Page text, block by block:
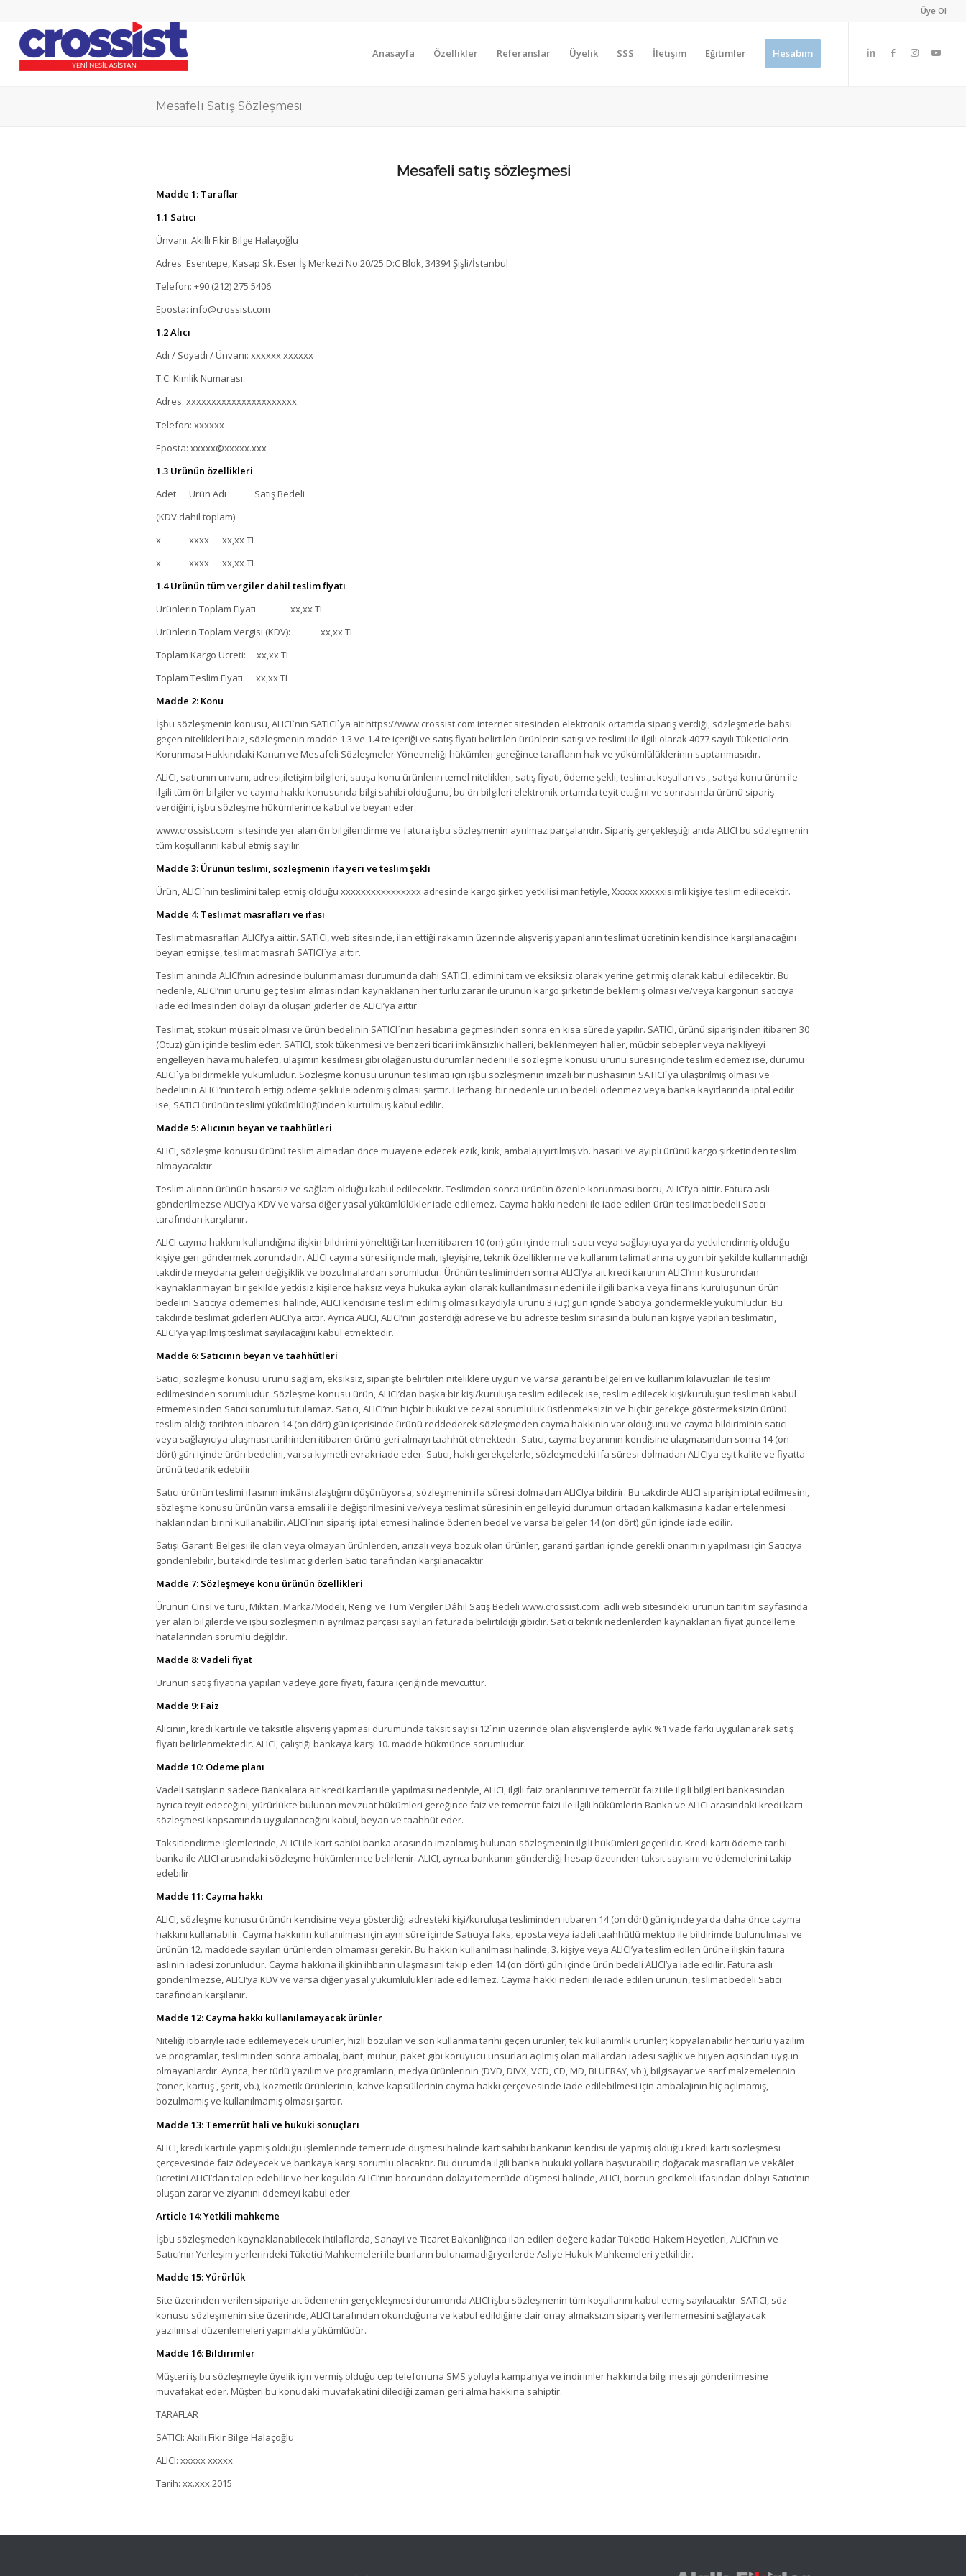
Üye Ol
Anasayfa Özellikler Referanslar Üyelik SSS İletişim Eğitimler Hesabım
Mesafeli Satış Sözleşmesi
Mesafeli satış sözleşmesi
Madde 1: Taraflar
1.1 Satıcı
Ünvanı: Akıllı Fikir Bilge Halaçoğlu
Adres: Esentepe, Kasap Sk. Eser İş Merkezi No:20/25 D:C Blok, 34394 Şişli/İstanbul
Telefon: +90 (212) 275 5406
Eposta: info@crossist.com
1.2 Alıcı
Adı / Soyadı / Ünvanı: xxxxxx xxxxxx
T.C. Kimlik Numarası:
Adres: xxxxxxxxxxxxxxxxxxxxxx
Telefon: xxxxxx
Eposta: xxxxx@xxxxx.xxx
1.3 Ürünün özellikleri
Adet Ürün Adı Satış Bedeli
(KDV dahil toplam)
x xxxx xx,xx TL
x xxxx xx,xx TL
1.4 Ürünün tüm vergiler dahil teslim fiyatı
Ürünlerin Toplam Fiyatı xx,xx TL
Ürünlerin Toplam Vergisi (KDV): xx,xx TL
Toplam Kargo Ücreti: xx,xx TL
Toplam Teslim Fiyatı: xx,xx TL
Madde 2: Konu
İşbu sözleşmenin konusu, ALICI`nın SATICI`ya ait https://www.crossist.com internet sitesinden elektronik ortamda sipariş verdiği, sözleşmede bahsi
geçen nitelikleri haiz, sözleşmenin madde 1.3 ve 1.4 te içeriği ve satış fiyatı belirtilen ürünlerin satışı ve teslimi ile ilgili olarak 4077 sayılı Tüketicilerin
Korunması Hakkındaki Kanun ve Mesafeli Sözleşmeler Yönetmeliği hükümleri gereğince tarafların hak ve yükümlülüklerinin saptanmasıdır.
ALICI, satıcının unvanı, adresi,iletişim bilgileri, satışa konu ürünlerin temel nitelikleri, satış fiyatı, ödeme şekli, teslimat koşulları vs., satışa konu ürün ile
ilgili tüm ön bilgiler ve cayma hakkı konusunda bilgi sahibi olduğunu, bu ön bilgileri elektronik ortamda teyit ettiğini ve sonrasında ürünü sipariş
verdiğini, işbu sözleşme hükümlerince kabul ve beyan eder.
www.crossist.com sitesinde yer alan ön bilgilendirme ve fatura işbu sözleşmenin ayrılmaz parçalarıdır. Sipariş gerçekleştiği anda ALICI bu sözleşmenin
tüm koşullarını kabul etmiş sayılır.
Madde 3: Ürünün teslimi, sözleşmenin ifa yeri ve teslim şekli
Ürün, ALICI`nın teslimini talep etmiş olduğu xxxxxxxxxxxxxxxx adresinde kargo şirketi yetkilisi marifetiyle, Xxxxx xxxxxisimli kişiye teslim edilecektir.
Madde 4: Teslimat masrafları ve ifası
Teslimat masrafları ALICI’ya aittir. SATICI, web sitesinde, ilan ettiği rakamın üzerinde alışveriş yapanların teslimat ücretinin kendisince karşılanacağını
beyan etmişse, teslimat masrafı SATICI`ya aittir.
Teslim anında ALICI’nın adresinde bulunmaması durumunda dahi SATICI, edimini tam ve eksiksiz olarak yerine getirmiş olarak kabul edilecektir. Bu
nedenle, ALICI’nın ürünü geç teslim almasından kaynaklanan her türlü zarar ile ürünün kargo şirketinde beklemiş olması ve/veya kargonun satıcıya
iade edilmesinden dolayı da oluşan giderler de ALICI’ya aittir.
Teslimat, stokun müsait olması ve ürün bedelinin SATICI`nın hesabına geçmesinden sonra en kısa sürede yapılır. SATICI, ürünü siparişinden itibaren 30
(Otuz) gün içinde teslim eder. SATICI, stok tükenmesi ve benzeri ticari imkânsızlık halleri, beklenmeyen haller, mücbir sebepler veya nakliyeyi
engelleyen hava muhalefeti, ulaşımın kesilmesi gibi olağanüstü durumlar nedeni ile sözleşme konusu ürünü süresi içinde teslim edemez ise, durumu
ALICI`ya bildirmekle yükümlüdür. Sözleşme konusu ürünün teslimatı için işbu sözleşmenin imzalı bir nüshasının SATICI`ya ulaştırılmış olması ve
bedelinin ALICI’nın tercih ettiği ödeme şekli ile ödenmiş olması şarttır. Herhangi bir nedenle ürün bedeli ödenmez veya banka kayıtlarında iptal edilir
ise, SATICI ürünün teslimi yükümlülüğünden kurtulmuş kabul edilir.
Madde 5: Alıcının beyan ve taahhütleri
ALICI, sözleşme konusu ürünü teslim almadan önce muayene edecek ezik, kırık, ambalajı yırtılmış vb. hasarlı ve ayıplı ürünü kargo şirketinden teslim
almayacaktır.
Teslim alınan ürünün hasarsız ve sağlam olduğu kabul edilecektir. Teslimden sonra ürünün özenle korunması borcu, ALICI’ya aittir. Fatura aslı
gönderilmezse ALICI’ya KDV ve varsa diğer yasal yükümlülükler iade edilemez. Cayma hakkı nedeni ile iade edilen ürün teslimat bedeli Satıcı
tarafından karşılanır.
ALICI cayma hakkını kullandığına ilişkin bildirimi yönelttiği tarihten itibaren 10 (on) gün içinde malı satıcı veya sağlayıcıya ya da yetkilendirmiş olduğu
kişiye geri göndermek zorundadır. ALICI cayma süresi içinde malı, işleyişine, teknik özelliklerine ve kullanım talimatlarına uygun bir şekilde kullanmadığı
takdirde meydana gelen değişiklik ve bozulmalardan sorumludur. Ürünün tesliminden sonra ALICI’ya ait kredi kartının ALICI’nın kusurundan
kaynaklanmayan bir şekilde yetkisiz kişilerce haksız veya hukuka aykırı olarak kullanılması nedeni ile ilgili banka veya finans kuruluşunun ürün
bedelini Satıcıya ödememesi halinde, ALICI kendisine teslim edilmiş olması kaydıyla ürünü 3 (üç) gün içinde Satıcıya göndermekle yükümlüdür. Bu
takdirde teslimat giderleri ALICI’ya aittir. Ayrıca ALICI, ALICI’nın gösterdiği adrese ve bu adreste teslim sırasında bulunan kişiye yapılan teslimatın,
ALICI’ya yapılmış teslimat sayılacağını kabul etmektedir.
Madde 6: Satıcının beyan ve taahhütleri
Satıcı, sözleşme konusu ürünü sağlam, eksiksiz, siparişte belirtilen niteliklere uygun ve varsa garanti belgeleri ve kullanım kılavuzları ile teslim
edilmesinden sorumludur. Sözleşme konusu ürün, ALICI’dan başka bir kişi/kuruluşa teslim edilecek ise, teslim edilecek kişi/kuruluşun teslimatı kabul
etmemesinden Satıcı sorumlu tutulamaz. Satıcı, ALICI’nın hiçbir hukuki ve cezai sorumluluk üstlenmeksizin ve hiçbir gerekçe göstermeksizin ürünü
teslim aldığı tarihten itibaren 14 (on dört) gün içerisinde ürünü reddederek sözleşmeden cayma hakkının var olduğunu ve cayma bildiriminin satıcı
veya sağlayıcıya ulaşması tarihinden itibaren ürünü geri almayı taahhüt etmektedir. Satıcı, cayma beyanının kendisine ulaşmasından sonra 14 (on
dört) gün içinde ürün bedelini, varsa kıymetli evrakı iade eder. Satıcı, haklı gerekçelerle, sözleşmedeki ifa süresi dolmadan ALICIya eşit kalite ve fiyatta
ürünü tedarik edebilir.
Satıcı ürünün teslimi ifasının imkânsızlaştığını düşünüyorsa, sözleşmenin ifa süresi dolmadan ALICIya bildirir. Bu takdirde ALICI siparişin iptal edilmesini,
sözleşme konusu ürünün varsa emsali ile değiştirilmesini ve/veya teslimat süresinin engelleyici durumun ortadan kalkmasına kadar ertelenmesi
haklarından birini kullanabilir. ALICI`nın siparişi iptal etmesi halinde ödenen bedel ve varsa belgeler 14 (on dört) gün içinde iade edilir.
Satışı Garanti Belgesi ile olan veya olmayan ürünlerden, arızalı veya bozuk olan ürünler, garanti şartları içinde gerekli onarımın yapılması için Satıcıya
gönderilebilir, bu takdirde teslimat giderleri Satıcı tarafından karşılanacaktır.
Madde 7: Sözleşmeye konu ürünün özellikleri
Ürünün Cinsi ve türü, Miktarı, Marka/Modeli, Rengi ve Tüm Vergiler Dâhil Satış Bedeli www.crossist.com adlı web sitesindeki ürünün tanıtım sayfasında
yer alan bilgilerde ve işbu sözleşmenin ayrılmaz parçası sayılan faturada belirtildiği gibidir. Satıcı teknik nedenlerden kaynaklanan fiyat güncelleme
hatalarından sorumlu değildir.
Madde 8: Vadeli fiyat
Ürünün satış fiyatına yapılan vadeye göre fiyatı, fatura içeriğinde mevcuttur.
Madde 9: Faiz
Alıcının, kredi kartı ile ve taksitle alışveriş yapması durumunda taksit sayısı 12`nin üzerinde olan alışverişlerde aylık %1 vade farkı uygulanarak satış
fiyatı belirlenmektedir. ALICI, çalıştığı bankaya karşı 10. madde hükmünce sorumludur.
Madde 10: Ödeme planı
Vadeli satışların sadece Bankalara ait kredi kartları ile yapılması nedeniyle, ALICI, ilgili faiz oranlarını ve temerrüt faizi ile ilgili bilgileri bankasından
ayrıca teyit edeceğini, yürürlükte bulunan mevzuat hükümleri gereğince faiz ve temerrüt faizi ile ilgili hükümlerin Banka ve ALICI arasındaki kredi kartı
sözleşmesi kapsamında uygulanacağını kabul, beyan ve taahhüt eder.
Taksitlendirme işlemlerinde, ALICI ile kart sahibi banka arasında imzalamış bulunan sözleşmenin ilgili hükümleri geçerlidir. Kredi kartı ödeme tarihi
banka ile ALICI arasındaki sözleşme hükümlerince belirlenir. ALICI, ayrıca bankanın gönderdiği hesap özetinden taksit sayısını ve ödemelerini takip
edebilir.
Madde 11: Cayma hakkı
ALICI, sözleşme konusu ürünün kendisine veya gösterdiği adresteki kişi/kuruluşa tesliminden itibaren 14 (on dört) gün içinde ya da daha önce cayma
hakkını kullanabilir. Cayma hakkının kullanılması için aynı süre içinde Satıcıya faks, eposta veya iadeli taahhütlü mektup ile bildirimde bulunulması ve
ürünün 12. maddede sayılan ürünlerden olmaması gerekir. Bu hakkın kullanılması halinde, 3. kişiye veya ALICI’ya teslim edilen ürüne ilişkin fatura
aslının iadesi zorunludur. Cayma hakkına ilişkin ihbarın ulaşmasını takip eden 14 (on dört) gün içinde ürün bedeli ALICI’ya iade edilir. Fatura aslı
gönderilmezse, ALICI’ya KDV ve varsa diğer yasal yükümlülükler iade edilemez. Cayma hakkı nedeni ile iade edilen ürünün, teslimat bedeli Satıcı
tarafından karşılanır.
Madde 12: Cayma hakkı kullanılamayacak ürünler
Niteliği itibariyle iade edilemeyecek ürünler, hızlı bozulan ve son kullanma tarihi geçen ürünler; tek kullanımlık ürünler; kopyalanabilir her türlü yazılım
ve programlar, tesliminden sonra ambalaj, bant, mühür, paket gibi koruyucu unsurları açılmış olan mallardan iadesi sağlık ve hijyen açısından uygun
olmayanlardır. Ayrıca, her türlü yazılım ve programların, medya ürünlerinin (DVD, DIVX, VCD, CD, MD, BLUERAY, vb.), bilgisayar ve sarf malzemelerinin
(toner, kartuş , şerit, vb.), kozmetik ürünlerinin, kahve kapsüllerinin cayma hakkı çerçevesinde iade edilebilmesi için ambalajının hiç açılmamış,
bozulmamış ve kullanılmamış olması şarttır.
Madde 13: Temerrüt hali ve hukuki sonuçları
ALICI, kredi kartı ile yapmış olduğu işlemlerinde temerrüde düşmesi halinde kart sahibi bankanın kendisi ile yapmış olduğu kredi kartı sözleşmesi
çerçevesinde faiz ödeyecek ve bankaya karşı sorumlu olacaktır. Bu durumda ilgili banka hukuki yollara başvurabilir; doğacak masrafları ve vekâlet
ücretini ALICI’dan talep edebilir ve her koşulda ALICI’nın borcundan dolayı temerrüde düşmesi halinde, ALICI, borcun gecikmeli ifasından dolayı Satıcı’nın
oluşan zarar ve ziyanını ödemeyi kabul eder.
Article 14: Yetkili mahkeme
İşbu sözleşmeden kaynaklanabilecek ihtilaflarda, Sanayi ve Ticaret Bakanlığınca ilan edilen değere kadar Tüketici Hakem Heyetleri, ALICI’nın ve
Satıcı’nın Yerleşim yerlerindeki Tüketici Mahkemeleri ile bunların bulunamadığı yerlerde Asliye Hukuk Mahkemeleri yetkilidir.
Madde 15: Yürürlük
Site üzerinden verilen siparişe ait ödemenin gerçekleşmesi durumunda ALICI işbu sözleşmenin tüm koşullarını kabul etmiş sayılacaktır. SATICI, söz
konusu sözleşmenin site üzerinde, ALICI tarafından okunduğuna ve kabul edildiğine dair onay almaksızın sipariş verilememesini sağlayacak
yazılımsal düzenlemeleri yapmakla yükümlüdür.
Madde 16: Bildirimler
Müşteri iş bu sözleşmeyle üyelik için vermiş olduğu cep telefonuna SMS yoluyla kampanya ve indirimler hakkında bilgi mesajı gönderilmesine
muvafakat eder. Müşteri bu konudaki muvafakatini dilediği zaman geri alma hakkına sahiptir.
TARAFLAR
SATICI: Akıllı Fikir Bilge Halaçoğlu
ALICI: xxxxx xxxxx
Tarih: xx.xxx.2015